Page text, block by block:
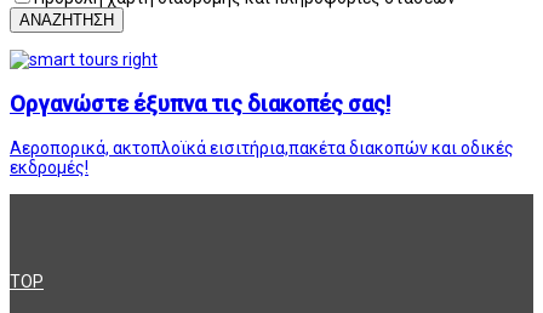
ΑΝΑΖΗΤΗΣΗ
Οργανώστε έξυπνα τις διακοπές σας!
Αεροπορικά, ακτοπλοϊκά εισιτήρια,πακέτα διακοπών και οδικές
εκδρομές!
TOP